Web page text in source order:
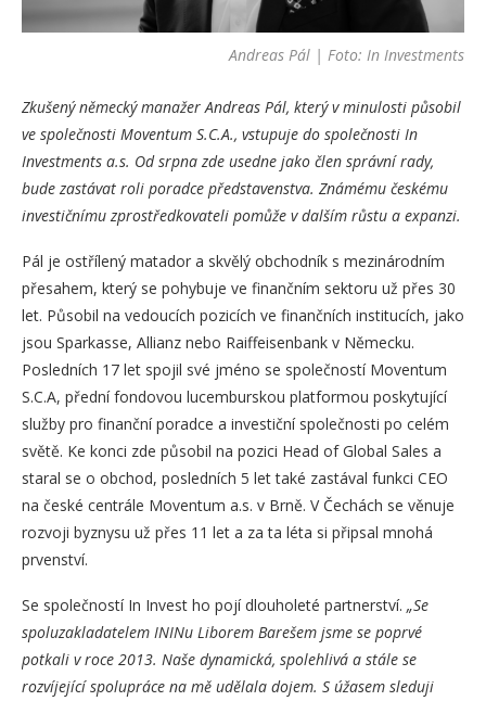
Andreas Pál | Foto: In Investments
Zkušený německý manažer Andreas Pál, který v minulosti působil
ve společnosti Moventum S.C.A., vstupuje do společnosti In
Investments a.s. Od srpna zde usedne jako člen správní rady,
bude zastávat roli poradce představenstva. Známému českému
investičnímu zprostředkovateli pomůže v dalším růstu a expanzi.
Pál je ostřílený matador a skvělý obchodník s mezinárodním
přesahem, který se pohybuje ve finančním sektoru už přes 30
let. Působil na vedoucích pozicích ve finančních institucích, jako
jsou Sparkasse, Allianz nebo Raiffeisenbank v Německu.
Posledních 17 let spojil své jméno se společností Moventum
S.C.A, přední fondovou lucemburskou platformou poskytující
služby pro finanční poradce a investiční společnosti po celém
světě. Ke konci zde působil na pozici Head of Global Sales a
staral se o obchod, posledních 5 let také zastával funkci CEO
na české centrále Moventum a.s. v Brně. V Čechách se věnuje
rozvoji byznysu už přes 11 let a za ta léta si připsal mnohá
prvenství.
Se společností In Invest ho pojí dlouholeté partnerství. „Se
spoluzakladatelem ININu Liborem Barešem jsme se poprvé
potkali v roce 2013. Naše dynamická, spolehlivá a stále se
rozvíjející spolupráce na mě udělala dojem. S úžasem sleduji